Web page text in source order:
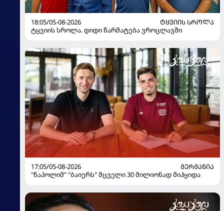
18:05/05-08-2026
ᲢᲧᲕᲘᲘᲡ ᲡᲠᲝᲚᲐ
ტყვიის სროლა. დიდი წარმატება ვროცლავში
17:05/05-08-2026
ᲒᲔᲠᲛᲐᲜᲘᲐ
"ნაპოლიმ" "ბაიერს" მცველი 30 მილიონად მიჰყიდა